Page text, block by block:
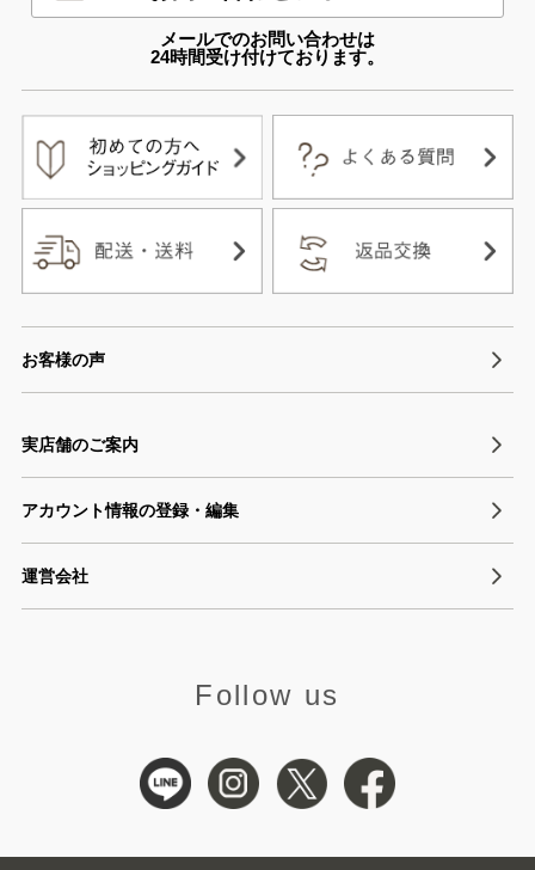
メールでのお問い合わせは
24時間受け付けております。
お客様の声
実店舗のご案内
アカウント情報の登録・編集
運営会社
Follow us